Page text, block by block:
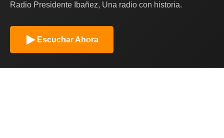
Radio Presidente Ibañez, Una radio con historia.
Escuchar Ahora